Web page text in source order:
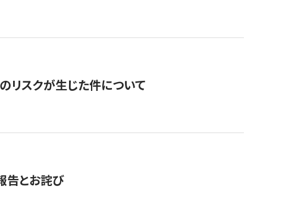
リスクが生じた件について
告とお詫び